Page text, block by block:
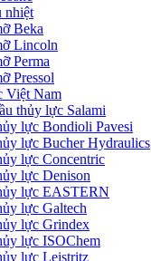
nhiệt
Beka
Lincoln
Perma
Pressol
Việt Nam
thủy lực Salami
lực Bondioli Pavesi
lực Bucher Hydraulics
lực Concentric
lực Denison
lực EASTERN
lực Galtech
lực Grindex
lực ISOChem
lực Leistritz